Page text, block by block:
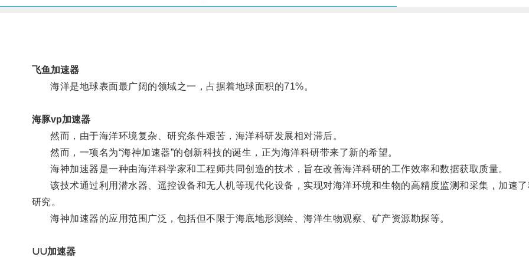
飞鱼加速器
海洋是地球表面最广阔的领域之一，占据着地球面积的71%。
海豚vp加速器
然而，由于海洋环境复杂、研究条件艰苦，海洋科研发展相对滞后。
然而，一项名为“海神加速器”的创新科技的诞生，正为海洋科研带来了新的希望。
海神加速器是一种由海洋科学家和工程师共同创造的技术，旨在改善海洋科研的工作效率和数据获取质量。
该技术通过利用潜水器、遥控设备和无人机等现代化设备，实现对海洋环境和生物的高精度监测和采集，加速
研究。
海神加速器的应用范围广泛，包括但不限于海底地形测绘、海洋生物观察、矿产资源勘探等。
∪∪加速器